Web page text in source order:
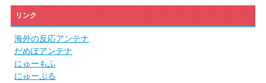
リンク
海外の反応アンテナ
だめぽアンテナ
にゅーもふ
にゅーぷる